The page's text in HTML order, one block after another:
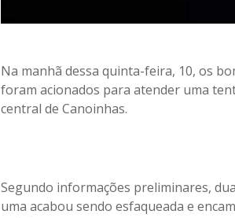
Na manhã dessa quinta-feira, 10, os
foram acionados para atender uma
central de Canoinhas.
Segundo informações preliminares,
uma acabou sendo esfaqueada e